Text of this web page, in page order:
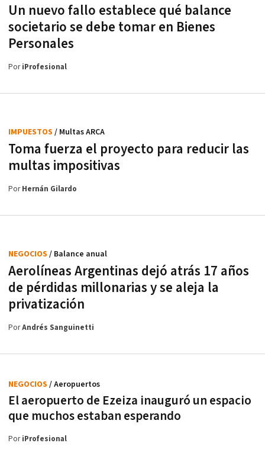
Un nuevo fallo establece qué balance
societario se debe tomar en Bienes
Personales
PoriProfesional
Toma fuerza el proyecto para reducir las
multas impositivas
IMPUESTOS / Multas ARCA
PorHernán Gilardo
Aerolíneas Argentinas dejó atrás 17 años
de pérdidas millonarias y se aleja la
privatización
NEGOCIOS / Balance anual
PorAndrés Sanguinetti
El aeropuerto de Ezeiza inauguró un espacio
que muchos estaban esperando
NEGOCIOS / Aeropuertos
PoriProfesional